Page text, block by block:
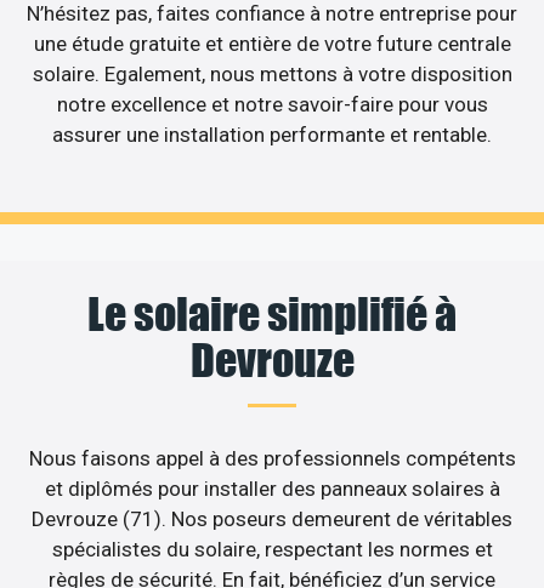
N’hésitez pas, faites confiance à notre entreprise pour
une étude gratuite et entière de votre future centrale
solaire. Egalement, nous mettons à votre disposition
notre excellence et notre savoir-faire pour vous
assurer une installation performante et rentable.
Le solaire simplifié à
Devrouze
Nous faisons appel à des professionnels compétents
et diplômés pour installer des panneaux solaires à
Devrouze (71). Nos poseurs demeurent de véritables
spécialistes du solaire, respectant les normes et
règles de sécurité. En fait, bénéficiez d’un service